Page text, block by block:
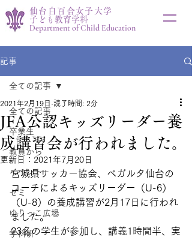
仙台白百合女子大学
子ども教育学科
Department of Child Education
記事
全ての記事
卒業生
教員から
イベント
ゼミ
ゆりっこ広場
学科研
全ての記事
JFA公認キッズリーダー養
成講習会が行われました。
2021年2月19日 読了時間: 2分
更新日： 2021年7月20日
宮城県サッカー協会、ベガルタ仙台の
コーチによるキッズリーダー（U-6）
（U-8）の養成講習が2月17日に行われ
ました。
23名の学生が参加し、講義1時間半、実